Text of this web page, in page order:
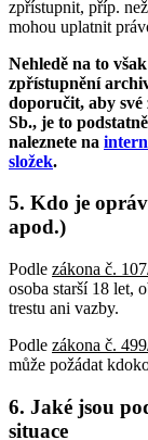
zpřístupnit, příp.
mohou uplatnit
Nehledě na to
zpřístupnění
doporučit, aby své
Sb., je to
naleznete na
složek.
5. Kdo je
apod.)
Podle zákona č.
osoba starší 18 let,
trestu ani vazby.
Podle zákona č.
může požádat
6. Jaké jsou
situace